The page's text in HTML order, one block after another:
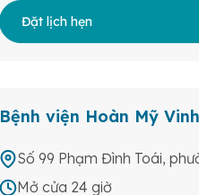
Đặt lịch hẹn
Bệnh viện Hoàn Mỹ Vinh
Số 99 Phạm Đình Toái,
Mở cửa 24 giờ